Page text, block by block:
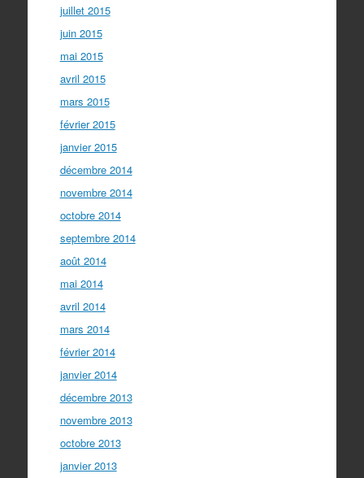
juillet 2015
juin 2015
mai 2015
avril 2015
mars 2015
février 2015
janvier 2015
décembre 2014
novembre 2014
octobre 2014
septembre 2014
août 2014
mai 2014
avril 2014
mars 2014
février 2014
janvier 2014
décembre 2013
novembre 2013
octobre 2013
janvier 2013